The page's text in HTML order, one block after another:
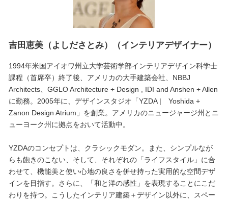
吉田恵美（よしださとみ）（インテリアデザイナー）
1994年米国アイオワ州立大学芸術学部インテリアデザイン科学士
課程（首席卒）終了後、アメリカの大手建築会社、NBBJ
Architects、GGLO Architecture + Design , IDI and Anshen + Allen
に勤務。2005年に、デザインスタジオ「YZDA | Yoshida +
Zanon Design Atrium」を創業。アメリカのニュージャージ州とニ
ューヨーク州に拠点をおいて活動中。
YZDAのコンセプトは、クラシックモダン。また、シンプルなが
らも飽きのこない、そして、それぞれの「ライフスタイル」に合
わせて、機能美と使い心地の良さを併せ持った実用的な空間デザ
インを目指す。さらに、「和と洋の感性」を表現することにこだ
わりを持つ。こうしたインテリア建築＋デザイン以外に、スペー